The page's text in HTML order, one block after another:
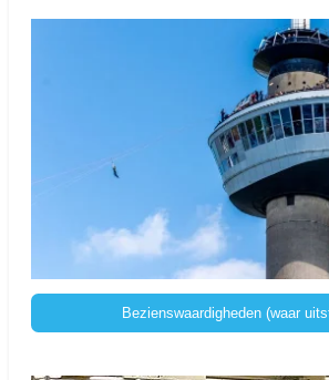
Bezienswaardigheden (waar